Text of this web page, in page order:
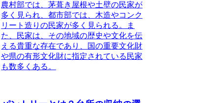
農村部では、茅葺き屋根や土壁の民家が
多く見られ、都市部では、木造やコンク
リート造りの民家が多く見られる。ま
た、民家は、その地域の歴史や文化を伝
える貴重な存在であり、国の重要文化財
や県の有形文化財に指定されている民家
も数多くある。